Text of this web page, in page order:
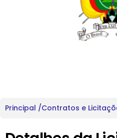
Principal /Contratos e